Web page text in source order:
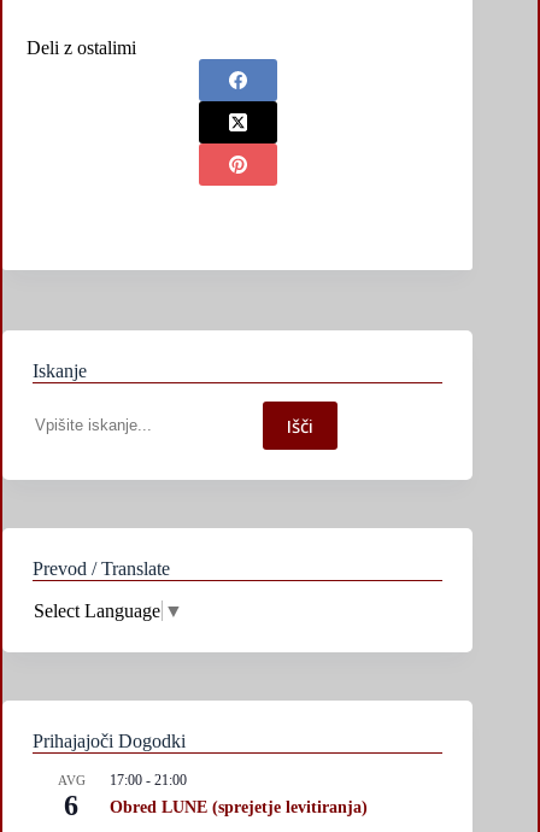
Deli z ostalimi
Iskanje
po
Išči
Prevod / Translate
Select Language ▼
Prihajajoči Dogodki
AVG
6
17:00 - 21:00
Obred LUNE (sprejetje levitiranja)